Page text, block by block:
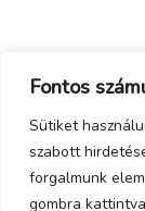
Fontos
Sütiket
szabott
forgalmunk
gombra